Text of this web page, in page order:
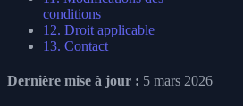
conditions
12. Droit applicable
13. Contact
Dernière mise à jour : 5 mars 2026